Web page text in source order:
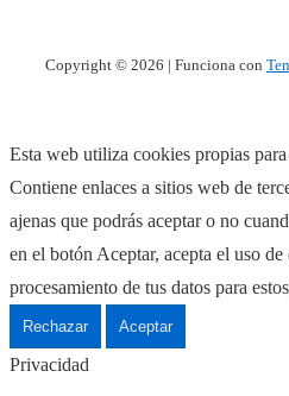
Copyright © 2026 | Funciona con
Esta web utiliza cookies propias
Contiene enlaces a sitios web de
ajenas que podrás aceptar o no
en el botón Aceptar, acepta el uso de
procesamiento de tus datos para
Rechazar Aceptar
Privacidad